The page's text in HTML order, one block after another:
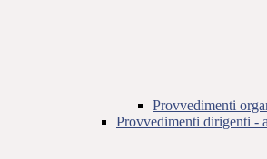
Provvedimenti
Provvedimenti dirigenti -